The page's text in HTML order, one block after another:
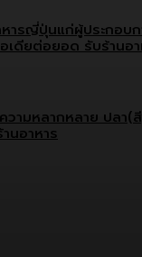
ารญี่ปุ่นแก่ผู้ประกอบ
เดียต่อยอด รับร้านอ
วามหลากหลาย ปลา(
นอาหาร